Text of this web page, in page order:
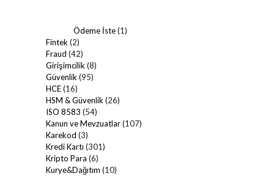
Ödeme İste(1)
Fintek (2)
Fraud (42)
Girişimcilik (8)
Güvenlik (95)
HCE(16)
HSM & Güvenlik (26)
ISO 8583 (54)
Kanun ve Mevzuatlar(107)
Karekod (3)
Kredi Kartı (301)
Kripto Para (6)
Kurye&Dağıtım (10)